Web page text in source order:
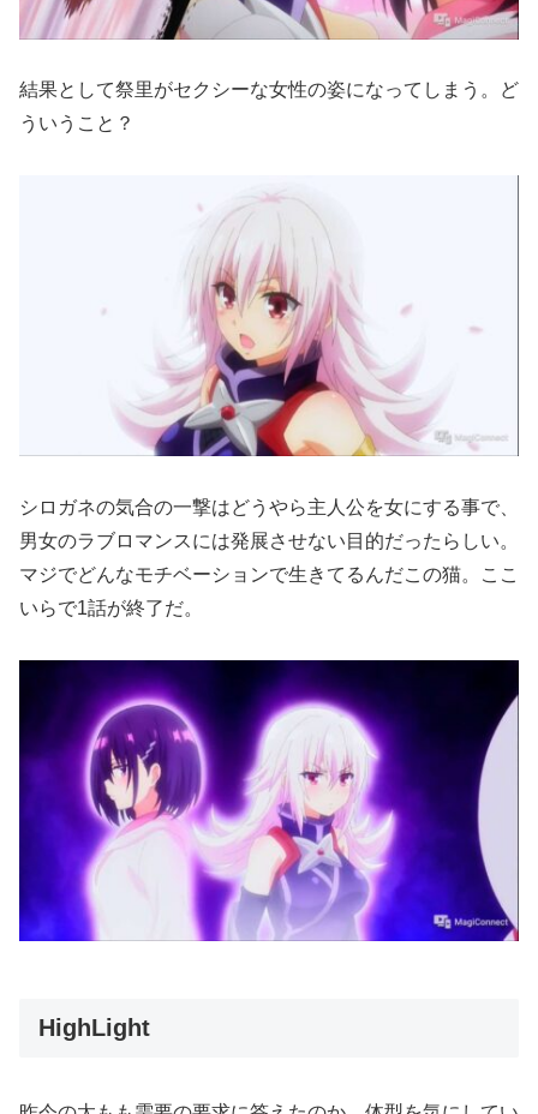
結果として祭里がセクシーな女性の姿になってしまう。ど
ういうこと？
シロガネの気合の一撃はどうやら主人公を女にする事で、
男女のラブロマンスには発展させない目的だったらしい。
マジでどんなモチベーションで生きてるんだこの猫。ここ
いらで1話が終了だ。
HighLight